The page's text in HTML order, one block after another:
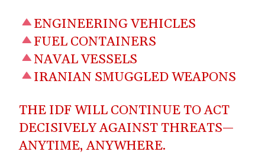
ENGINEERING VEHICLES
FUEL CONTAINERS
NAVAL VESSELS
IRANIAN SMUGGLED WEAPONS
THE IDF WILL CONTINUE TO ACT
DECISIVELY AGAINST THREATS—
ANYTIME, ANYWHERE.